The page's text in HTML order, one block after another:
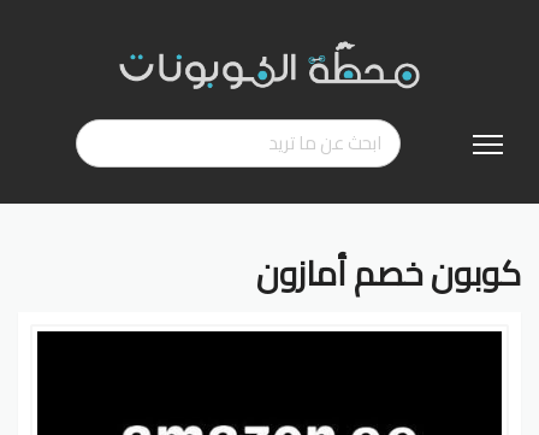
إلى
كوبون خصم أمازون